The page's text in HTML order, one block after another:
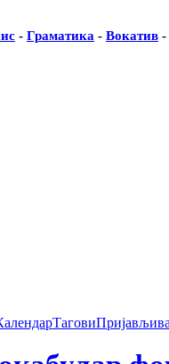
- Граматика - Вокатив -
Тагови